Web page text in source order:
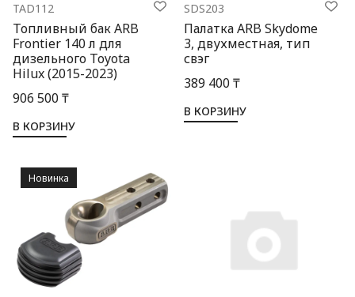
TAD112
Топливный бак ARB
Frontier 140 л для
дизельного Toyota
Hilux (2015-2023)
906 500 ₸
В КОРЗИНУ
SDS203
Палатка ARB Skydome
3, двухместная, тип
свэг
389 400 ₸
В КОРЗИНУ
Новинка